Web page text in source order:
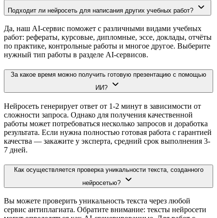
Подходит ли нейросеть для написания других учебных работ?
Да, наш AI-сервис поможет с различными видами учебных
работ: рефераты, курсовые, дипломные, эссе, доклады, отчёты
по практике, контрольные работы и многое другое. Выберите
нужный тип работы в разделе AI-сервисов.
За какое время можно получить готовую презентацию с помощью
ИИ?
Нейросеть генерирует ответ от 1-2 минут в зависимости от
сложности запроса. Однако для получения качественной
работы может потребоваться несколько запросов и доработка
результата. Если нужна полностью готовая работа с гарантией
качества — закажите у эксперта, средний срок выполнения 3-
7 дней.
Как осуществляется проверка уникальности текста, созданного
нейросетью?
Вы можете проверить уникальность текста через любой
сервис антиплагиата. Обратите внимание: тексты нейросети